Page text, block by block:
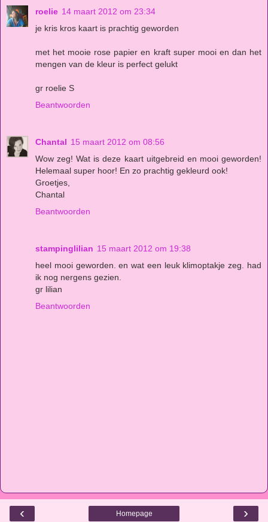
roelie 14 maart 2012 om 23:34
je kris kros kaart is prachtig geworden
met het mooie rose papier en kraft super mooi en dan het
mengen van de kleur is perfect gelukt
gr roelie S
Beantwoorden
Chantal 15 maart 2012 om 08:56
Wow zeg! Wat is deze kaart uitgebreid en mooi geworden!
Helemaal super hoor! En zo prachtig gekleurd ook!
Groetjes,
Chantal
Beantwoorden
stampinglilian 15 maart 2012 om 19:38
heel mooi geworden. en wat een leuk klimoptakje zeg. had
ik nog nergens gezien.
gr lilian
Beantwoorden
‹ ›
Homepage